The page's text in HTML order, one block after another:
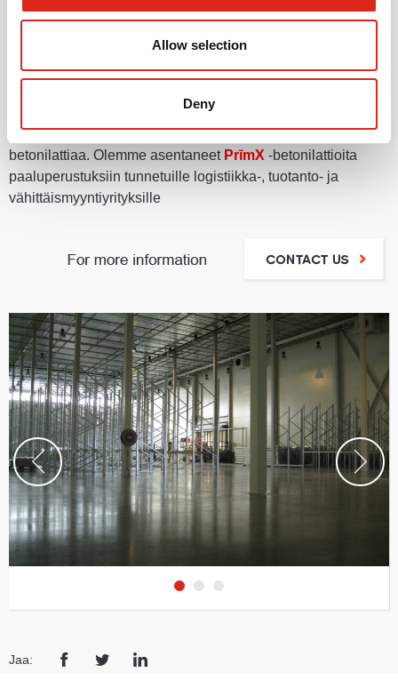
Allow selection
Deny
Avaimet käteen -toimitus optimaalisella
Kokemus
20 vuoden aikana olemme valaneet yli 10 miljoonaa neliötä
betonilattiaa. Olemme asentaneet PrīmX -betonilattioita
paaluperustuksiin tunnetuille logistiikka-, tuotanto- ja
vähittäismyyntiyrityksille
Jaa: